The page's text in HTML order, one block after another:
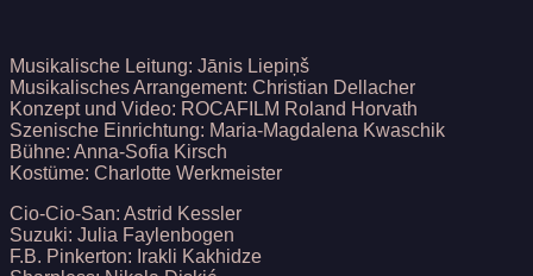
Musikalische Leitung: Jānis Liepiņš
Musikalisches Arrangement: Christian Dellacher
Konzept und Video: ROCAFILM Roland Horvath
Szenische Einrichtung: Maria-Magdalena Kwaschik
Bühne: Anna-Sofia Kirsch
Kostüme: Charlotte Werkmeister
Cio-Cio-San: Astrid Kessler
Suzuki: Julia Faylenbogen
F.B. Pinkerton: Irakli Kakhidze